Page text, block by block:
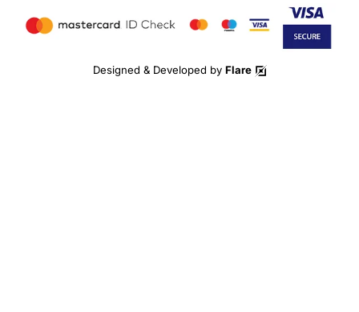
Designed & Developed by Flare